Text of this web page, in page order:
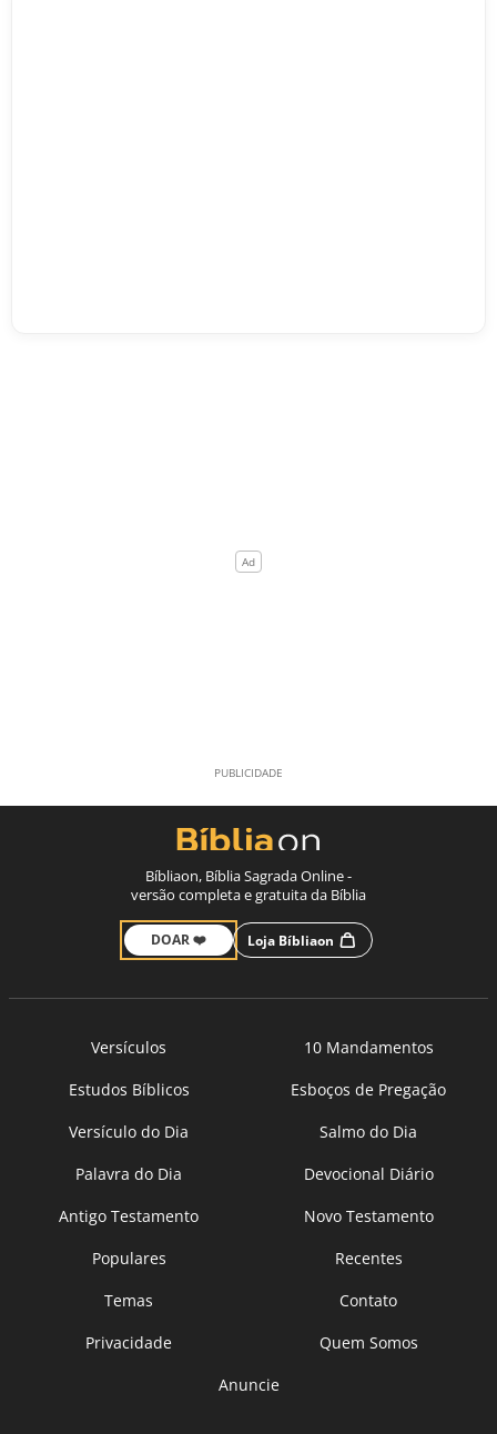
Bíbliaon, Bíblia Sagrada Online -
versão completa e gratuita da Bíblia
DOAR ❤️ Loja Bíbliaon
Versículos
10 Mandamentos
Estudos Bíblicos
Esboços de Pregação
Versículo do Dia
Salmo do Dia
Palavra do Dia
Devocional Diário
Antigo Testamento
Novo Testamento
Populares
Recentes
Temas
Contato
Privacidade
Quem Somos
Anuncie